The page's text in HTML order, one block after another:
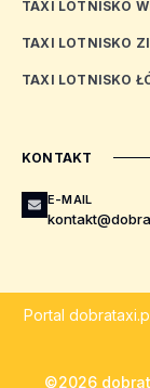
TAXI LOTNISKO
TAXI LOTNISKO
TAXI LOTNISKO
KONTAKT
E-MAIL
Portal
©2026